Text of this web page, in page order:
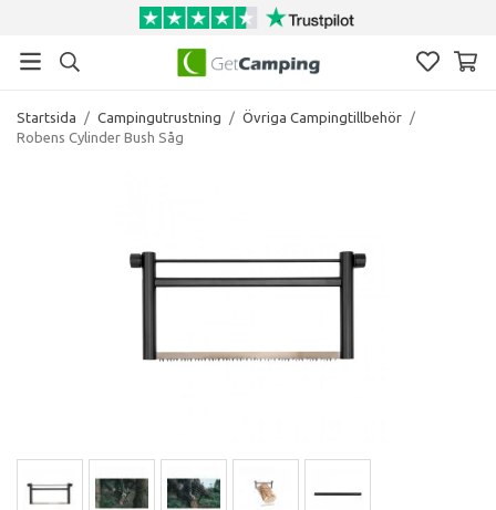
Startsida / Campingutrustning / Övriga Campingtillbehör /
Robens Cylinder Bush Såg